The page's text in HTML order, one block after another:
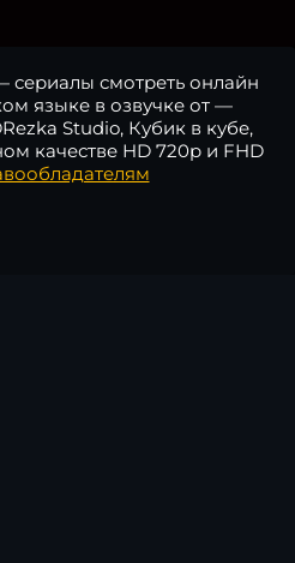
сериалы смотреть онлайн
языке в озвучке от —
Studio, Кубик в кубе,
качестве HD 720p и FHD